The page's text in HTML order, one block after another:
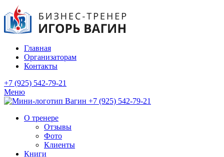
Главная
Организаторам
Контакты
+7 (925) 542-79-21
Меню
+7 (925) 542-79-21
О тренере
Отзывы
Фото
Клиенты
Книги